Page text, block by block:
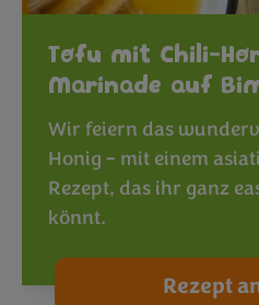
Tofu mit Chili-
Marinade auf
Wir feiern das
Honig – mit einem
Rezept, das ihr ganz
könnt.
Rezept